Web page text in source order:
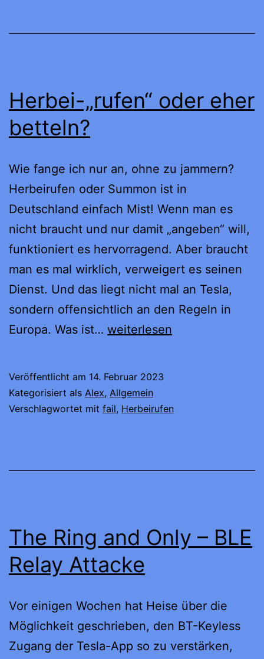
Herbei-„rufen“ oder eher
betteln?
Wie fange ich nur an, ohne zu jammern?
Herbeirufen oder Summon ist in
Deutschland einfach Mist! Wenn man es
nicht braucht und nur damit „angeben“ will,
funktioniert es hervorragend. Aber braucht
man es mal wirklich, verweigert es seinen
Dienst. Und das liegt nicht mal an Tesla,
sondern offensichtlich an den Regeln in
Europa. Was ist… Herbei-
eher
betteln?
weiterlesen
Veröffentlicht am 14. Februar 2023
Kategorisiert als Alex, Allgemein
Verschlagwortet mit fail, Herbeirufen
The Ring and Only – BLE
Relay Attacke
Vor einigen Wochen hat Heise über die
Möglichkeit geschrieben, den BT-Keyless
Zugang der Tesla-App so zu verstärken,